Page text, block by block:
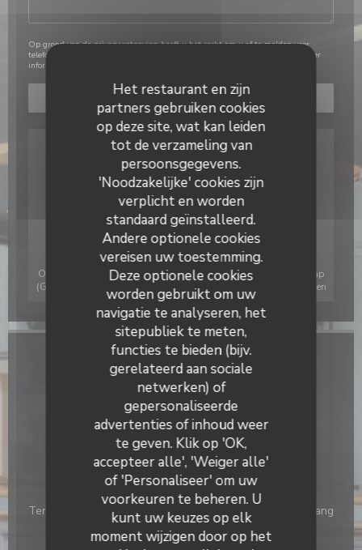
Het restaurant en zijn
partners gebruiken cookies
op deze site, wat kan leiden
tot de verzameling van
persoonsgegevens.
'Noodzakelijke' cookies zijn
verplicht en worden
standaard geïnstalleerd.
Andere optionele cookies
vereisen uw toestemming.
Deze optionele cookies
worden gebruikt om uw
navigatie te analyseren, het
sitepubliek te meten,
functies te bieden (bijv.
gerelateerd aan sociale
netwerken) of
gepersonaliseerde
advertenties of inhoud weer
te geven. Klik op 'OK,
accepteer alle', 'Weiger alle'
of 'Personaliseer' om uw
voorkeuren te beheren. U
kunt uw keuzes op elk
moment wijzigen door op het
Op grond van de privacywetgeving heeft u het recht om u af te melden voor
telefonische marketing via het Bel-me-niet Register:
. Voor meer
informatie over hoe wij uw gegevens verwerken, zie ons
Om de interactieve Waze-kaart weer te geven, moet u Waze Map
(Google) cookies accepteren. Deze cookies kunnen navigatie- en
locatiegegevens verzamelen.
Toestaan
Algemene informatie
Keuken
Frans, vers product, Eigengemaakt, traditioneel
Soort bedrijf
Bar Brasserie Restaurant
Diensten
Terras, Airconditioning, Private Hire, Geblokkeerde toegang
Betaalmethoden